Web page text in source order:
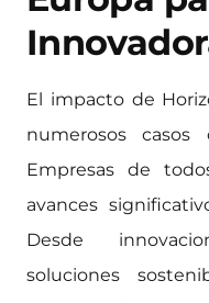
El impacto de
numerosos
Empresas de
avances
Desde
soluciones